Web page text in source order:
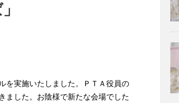
を実施いたしました。ＰＴＡ役員の
ました。お陰様で新たな会場でした